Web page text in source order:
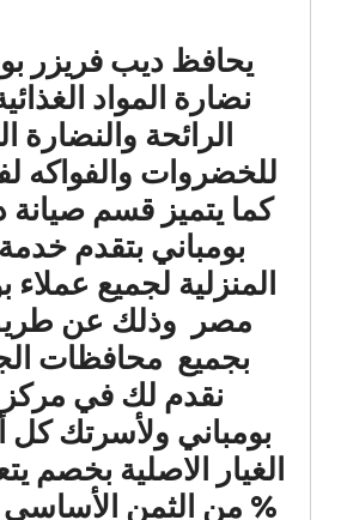
يحافظ ديب فريزر
نضارة المواد
الرائحة والنضارة
للخضروات والفواكه
كما يتميز قسم صيانة
بومباني بتقدم
المنزلية لجميع
مصر وذلك عن طريق
بجميع محافظات
نقدم لك في مركز
بومباني ولأسرتك كل
% من الثمن الأساسي